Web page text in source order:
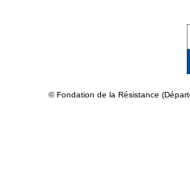
© Fondation de la Résistance